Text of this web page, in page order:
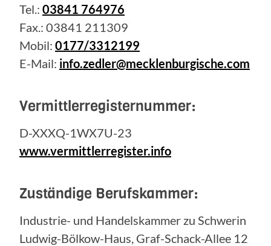
Tel.: 03841 764976
Fax.: 03841 211309
Mobil: 0177/3312199
E-Mail: info.zedler@mecklenburgische.com
Vermittlerregisternummer:
D-XXXQ-1WX7U-23
www.vermittlerregister.info
Zuständige Berufskammer:
Industrie- und Handelskammer zu Schwerin
Ludwig-Bölkow-Haus, Graf-Schack-Allee 12